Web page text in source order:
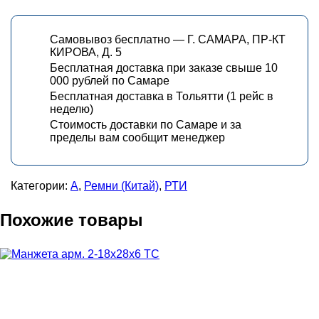
Самовывоз бесплатно — Г. САМАРА, ПР-КТ
КИРОВА, Д. 5
Бесплатная доставка при заказе свыше 10
000 рублей по Самаре
Бесплатная доставка в Тольятти (1 рейс в
неделю)
Стоимость доставки по Самаре и за
пределы вам сообщит менеджер
Категории: А, Ремни (Китай), РТИ
Похожие товары